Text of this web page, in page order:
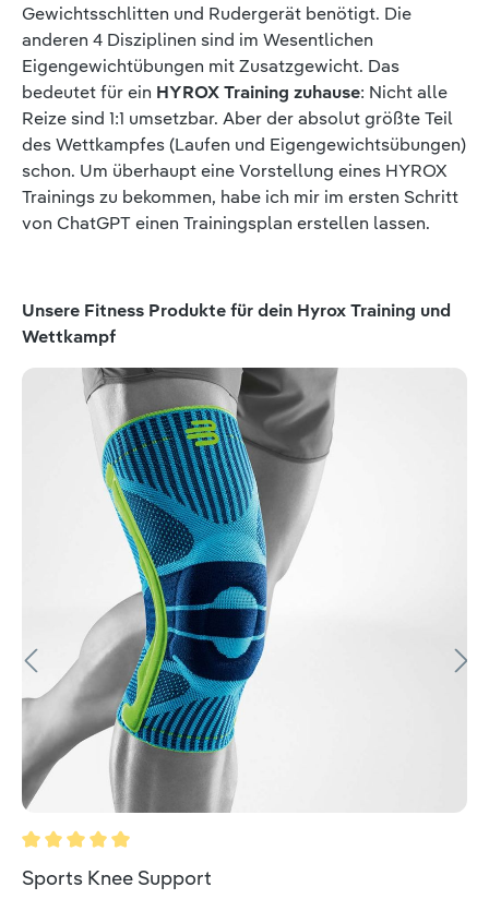
Gewichtsschlitten und Rudergerät benötigt. Die
anderen 4 Disziplinen sind im Wesentlichen
Eigengewichtübungen mit Zusatzgewicht. Das
bedeutet für ein HYROX Training zuhause: Nicht alle
Reize sind 1:1 umsetzbar. Aber der absolut größte Teil
des Wettkampfes (Laufen und Eigengewichtsübungen)
schon. Um überhaupt eine Vorstellung eines HYROX
Trainings zu bekommen, habe ich mir im ersten Schritt
von ChatGPT einen Trainingsplan erstellen lassen.
Produktgalerie überspringen
Unsere Fitness Produkte für dein Hyrox Training und
Wettkampf
Durchschnittliche Bewertung von 5 von 5 Sternen
Sports Knee Support